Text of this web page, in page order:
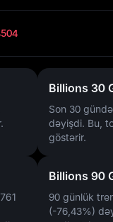
Billions 30
Son 30
dəyişdi. Bu,
göstərir.
Billions 90
90 günlük
(-76,43%)